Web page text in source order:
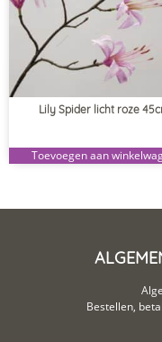
Lily Spider licht roze
Toevoegen aan
Bestellen,